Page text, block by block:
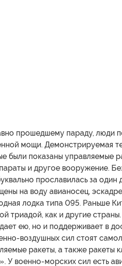
прошедшему параду, люди
мощи. Демонстрируемая
были показаны управляемые
и другое вооружение.
прославилась за
на воду авианосец,
лодка типа 095. Раньше
триадой, как и другие
ею, но и поддерживает в
воздушных сил стоят
ракеты, а также ракеты
У военно-морских сил есть